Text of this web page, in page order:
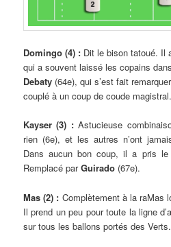
Domingo (4) : Dit le bison tatoué. Il
qui a souvent laissé les copains
Debaty (64e), qui s’est fait
couplé à un coup de coude
Kayser (3) :Astucieuse
rien (6e), et les autres n’ont
Dans aucun bon coup, il a pris le
Remplacé parGuirado (67e).
Mas (2) : Complètement à la raMas
Il prend un peu pour toute la ligne
sur tous les ballons portés des Verts.